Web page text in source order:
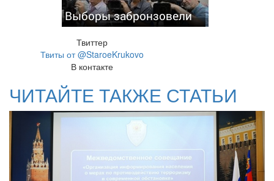
Выборы забронзовели
Твиттер
Твиты от @StaroeKrukovo
В контакте
ЧИТАЙТЕ ТАКЖЕ СТАТЬИ